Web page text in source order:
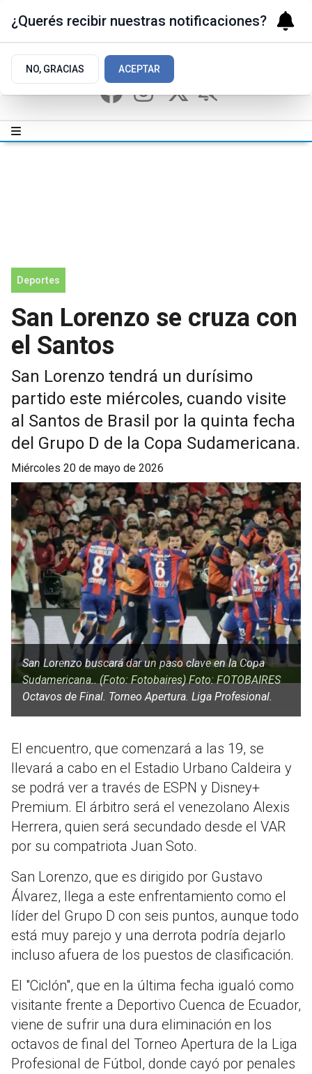
Deportes
San Lorenzo se cruza con
el Santos
San Lorenzo tendrá un durísimo
partido este miércoles, cuando visite
al Santos de Brasil por la quinta fecha
del Grupo D de la Copa Sudamericana.
miércoles 20 de mayo de 2026
San Lorenzo buscará dar un paso clave en la Copa
Sudamericana.. (Foto: Fotobaires) Foto: FOTOBAIRES
Octavos de Final. Torneo Apertura. Liga Profesional.
El encuentro, que comenzará a las 19, se
llevará a cabo en el Estadio Urbano Caldeira y
se podrá ver a través de ESPN y Disney+
Premium. El árbitro será el venezolano Alexis
Herrera, quien será secundado desde el VAR
por su compatriota Juan Soto.
San Lorenzo, que es dirigido por Gustavo
Álvarez, llega a este enfrentamiento como el
líder del Grupo D con seis puntos, aunque todo
está muy parejo y una derrota podría dejarlo
incluso afuera de los puestos de clasificación.
El "Ciclón", que en la última fecha igualó como
visitante frente a Deportivo Cuenca de Ecuador,
viene de sufrir una dura eliminación en los
octavos de final del Torneo Apertura de la Liga
Profesional de Fútbol, donde cayó por penales
¿Querés recibir nuestras notificaciones?
NO, GRACIAS ACEPTAR